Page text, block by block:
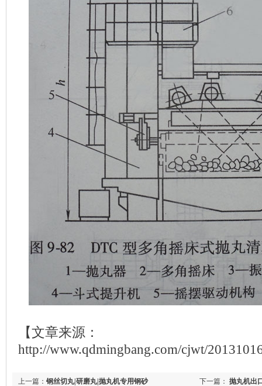
【文章来源：
http://www.qdmingbang.com/cjwt/
下一篇： 抛丸机出
上一篇： 钢丝切丸|研磨丸|抛丸机专用钢砂